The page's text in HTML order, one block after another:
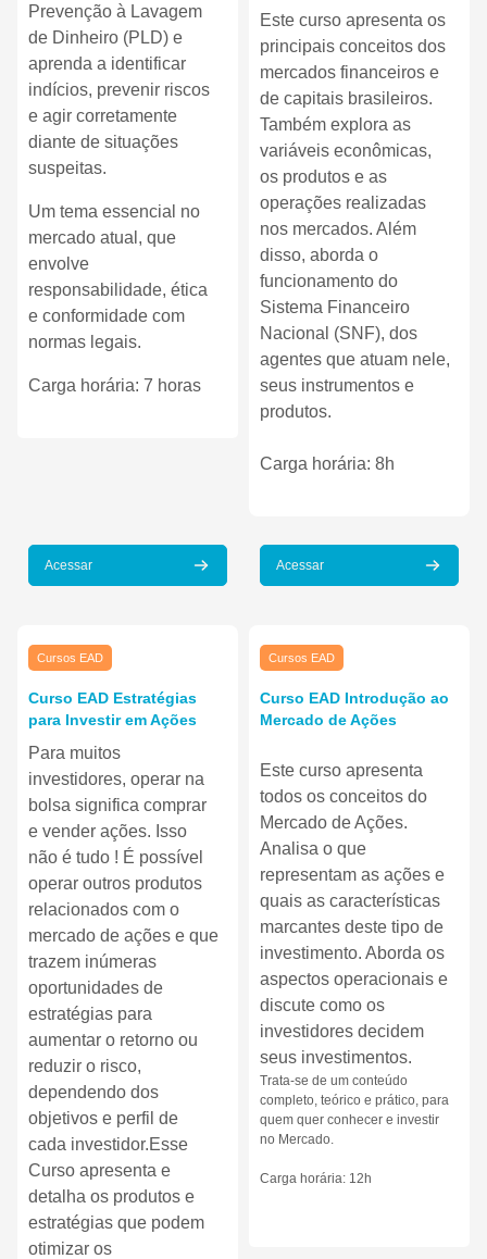
Prevenção à Lavagem
de Dinheiro (PLD) e
aprenda a identificar
indícios, prevenir riscos
e agir corretamente
diante de situações
suspeitas.
Um tema essencial no
mercado atual, que
envolve
responsabilidade, ética
e conformidade com
normas legais.
Carga horária: 7 horas
Acessar
Este curso apresenta os
principais conceitos dos
mercados financeiros e
de capitais brasileiros.
Também explora as
variáveis econômicas,
os produtos e as
operações realizadas
nos mercados. Além
disso, aborda o
funcionamento do
Sistema Financeiro
Nacional (SNF), dos
agentes que atuam nele,
seus instrumentos e
produtos.
Carga horária: 8h
Acessar
Imagem do curso
Cursos EAD
Nome do curso
Curso EAD Estratégias
para Investir em Ações
Texto do resumo do curso:
Para muitos
investidores, operar na
bolsa significa comprar
e vender ações. Isso
não é tudo ! É possível
operar outros produtos
relacionados com o
mercado de ações e que
trazem inúmeras
oportunidades de
estratégias para
aumentar o retorno ou
reduzir o risco,
dependendo dos
objetivos e perfil de
cada investidor.Esse
Curso apresenta e
detalha os produtos e
estratégias que podem
otimizar os
Imagem do curso
Cursos EAD
Nome do curso
Curso EAD Introdução ao
Mercado de Ações
Este curso apresenta
todos os conceitos do
Mercado de Ações.
Analisa o que
representam as ações e
quais as características
marcantes deste tipo de
investimento. Aborda os
aspectos operacionais e
discute como os
investidores decidem
seus investimentos.
Trata-se de um conteúdo
completo, teórico e prático, para
quem quer conhecer e investir
no Mercado.
Carga horária: 12h